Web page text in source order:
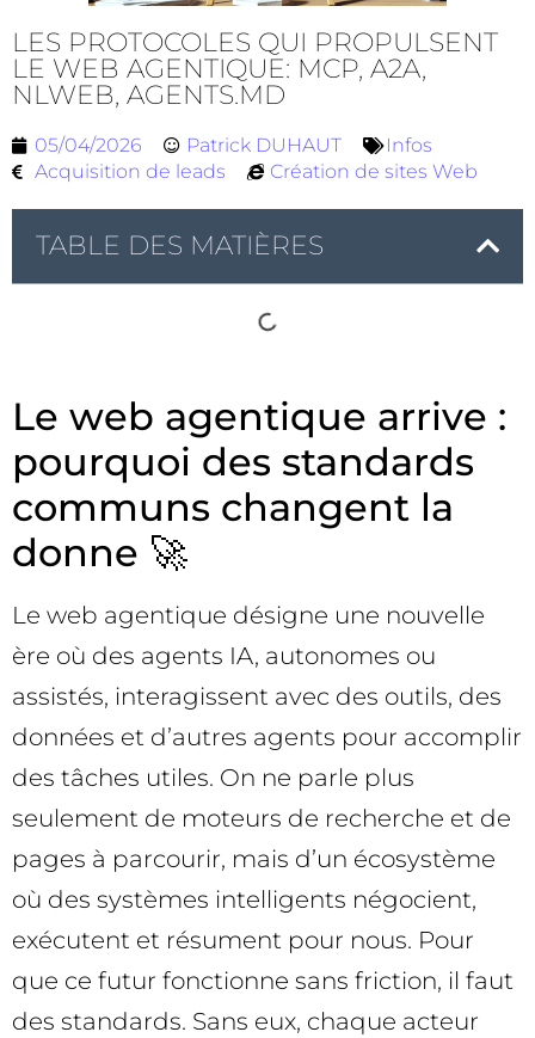
LES PROTOCOLES QUI PROPULSENT
LE WEB AGENTIQUE: MCP, A2A,
NLWEB, AGENTS.MD
05/04/2026 Patrick DUHAUT
Infos
Acquisition de leads
Création de sites Web
TABLE DES MATIÈRES
Le web agentique arrive :
pourquoi des standards
communs changent la
donne 🚀
Le web agentique désigne une nouvelle
ère où des agents IA, autonomes ou
assistés, interagissent avec des outils, des
données et d’autres agents pour accomplir
des tâches utiles. On ne parle plus
seulement de moteurs de recherche et de
pages à parcourir, mais d’un écosystème
où des systèmes intelligents négocient,
exécutent et résument pour nous. Pour
que ce futur fonctionne sans friction, il faut
des standards. Sans eux, chaque acteur